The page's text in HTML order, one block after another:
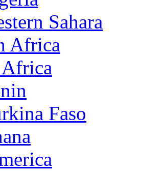
Sahara
Africa
Faso